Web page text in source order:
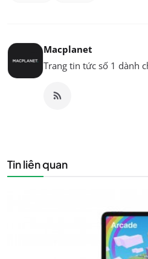
Macplanet
Trang tin tức số 1 dành
Tin liên quan